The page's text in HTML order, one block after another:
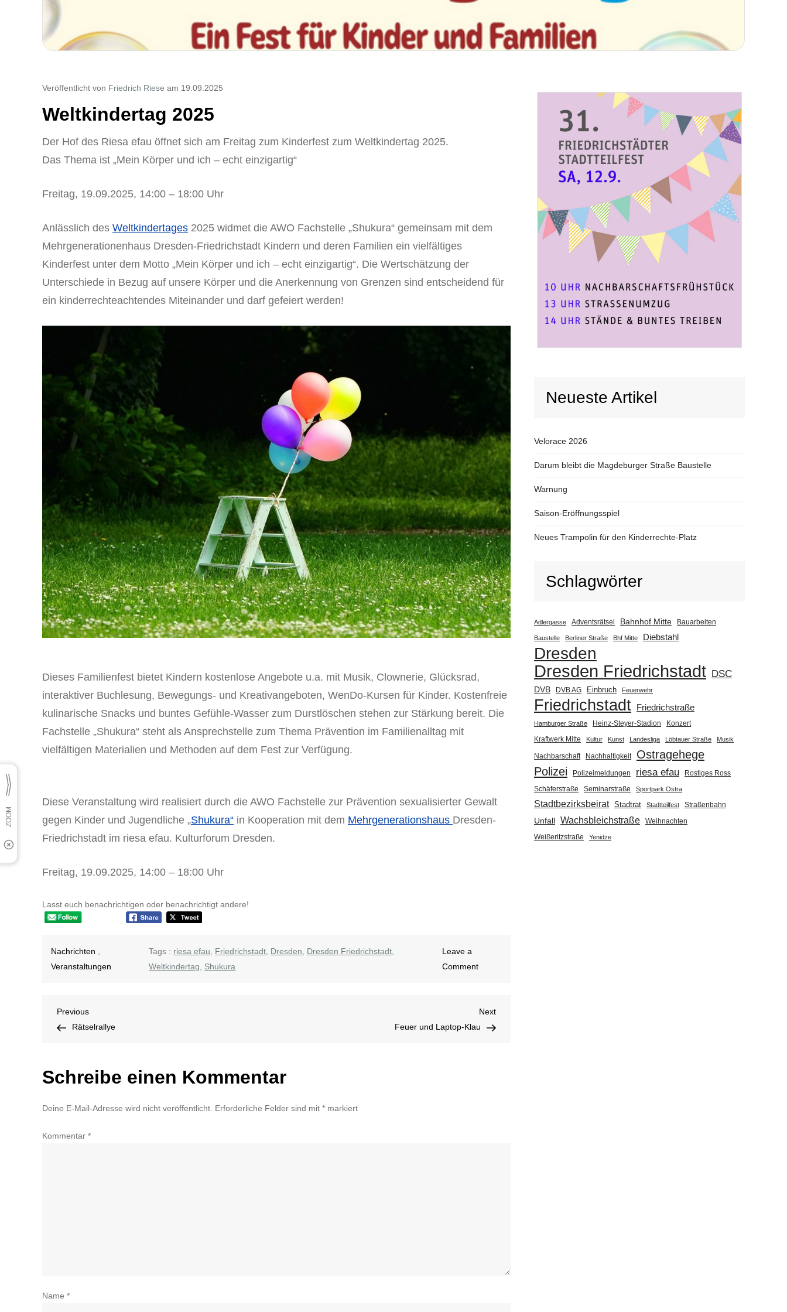
Veröffentlicht von Friedrich Riese am 19.09.2025
Weltkindertag 2025
Der Hof des Riesa efau öffnet sich am Freitag zum Kinderfest zum Weltkindertag 2025.
Das Thema ist „Mein Körper und ich – echt einzigartig“
Freitag, 19.09.2025, 14:00 – 18:00 Uhr
Anlässlich des Weltkindertages 2025 widmet die AWO Fachstelle „Shukura“ gemeinsam mit dem
Mehrgenerationenhaus Dresden-Friedrichstadt Kindern und deren Familien ein vielfältiges
Kinderfest unter dem Motto „Mein Körper und ich – echt einzigartig“. Die Wertschätzung der
Unterschiede in Bezug auf unsere Körper und die Anerkennung von Grenzen sind entscheidend für
ein kinderrechteachtendes Miteinander und darf gefeiert werden!
Dieses Familienfest bietet Kindern kostenlose Angebote u.a. mit Musik, Clownerie, Glücksrad,
interaktiver Buchlesung, Bewegungs- und Kreativangeboten, WenDo-Kursen für Kinder. Kostenfreie
kulinarische Snacks und buntes Gefühle-Wasser zum Durstlöschen stehen zur Stärkung bereit. Die
Fachstelle „Shukura“ steht als Ansprechstelle zum Thema Prävention im Familienalltag mit
vielfältigen Materialien und Methoden auf dem Fest zur Verfügung.
Diese Veranstaltung wird realisiert durch die AWO Fachstelle zur Prävention sexualisierter Gewalt
gegen Kinder und Jugendliche „Shukura“ in Kooperation mit dem Mehrgenerationshaus Dresden-
Friedrichstadt im riesa efau. Kulturforum Dresden.
Freitag, 19.09.2025, 14:00 – 18:00 Uhr
Lasst euch benachrichtigen oder benachrichtigt andere!
Nachrichten ,
Veranstaltungen
Tags : riesa efau, Friedrichstadt, Dresden, Dresden Friedrichstadt,
Weltkindertag, Shukura
Leave a
Commenton
Beitragsnavigation
Previous
Post
Previous
Rätselrallye
Next
Post
Next
Feuer und Laptop-Klau
Schreibe einen Kommentar
Deine E-Mail-Adresse wird nicht veröffentlicht. Erforderliche Felder sind mit * markiert
Kommentar *
Name *
Neueste Artikel
Velorace 2026
Darum bleibt die Magdeburger Straße Baustelle
Warnung
Saison-Eröffnungsspiel
Neues Trampolin für den Kinderrechte-Platz
Schlagwörter
Adlergasse Adventsrätsel Bahnhof Mitte Bauarbeiten
Baustelle Berliner Straße Bhf Mitte Diebstahl
Dresden
Dresden Friedrichstadt DSC
DVB DVB AG Einbruch Feuerwehr
Friedrichstadt Friedrichstraße
Hamburger Straße Heinz-Steyer-Stadion
Konzert
Kraftwerk Mitte
Kultur Kunst Landesliga Löbtauer Straße Musik
Nachbarschaft Nachhaltigkeit
Ostragehege
Polizei
Polizeimeldungen riesa efau Rostiges Ross
Schäferstraße Seminarstraße Sportpark Ostra
Stadtbezirksbeirat Stadtrat Stadtteilfest Straßenbahn
Unfall Wachsbleichstraße
Weihnachten
Weißeritzstraße
Yenidze